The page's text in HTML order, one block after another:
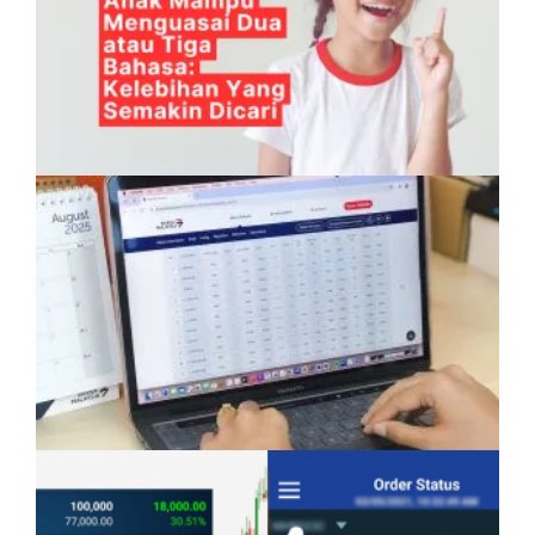
Anak Mampu Menguasai Dua atau Tiga
Bahasa: Kelebihan Yang Semakin Dicari
Pelaburan Saham Bukan Untuk Mereka Yang
Suka ‘Stress’